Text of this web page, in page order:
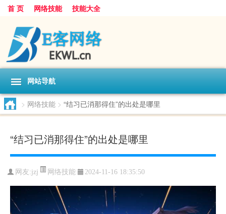
首 页 网络技能 技能大全
网站导航
> 网络技能 > “结习已消那得住”的出处是哪里
“结习已消那得住”的出处是哪里
网友:jzj 网络技能 2024-11-16 18:35:50